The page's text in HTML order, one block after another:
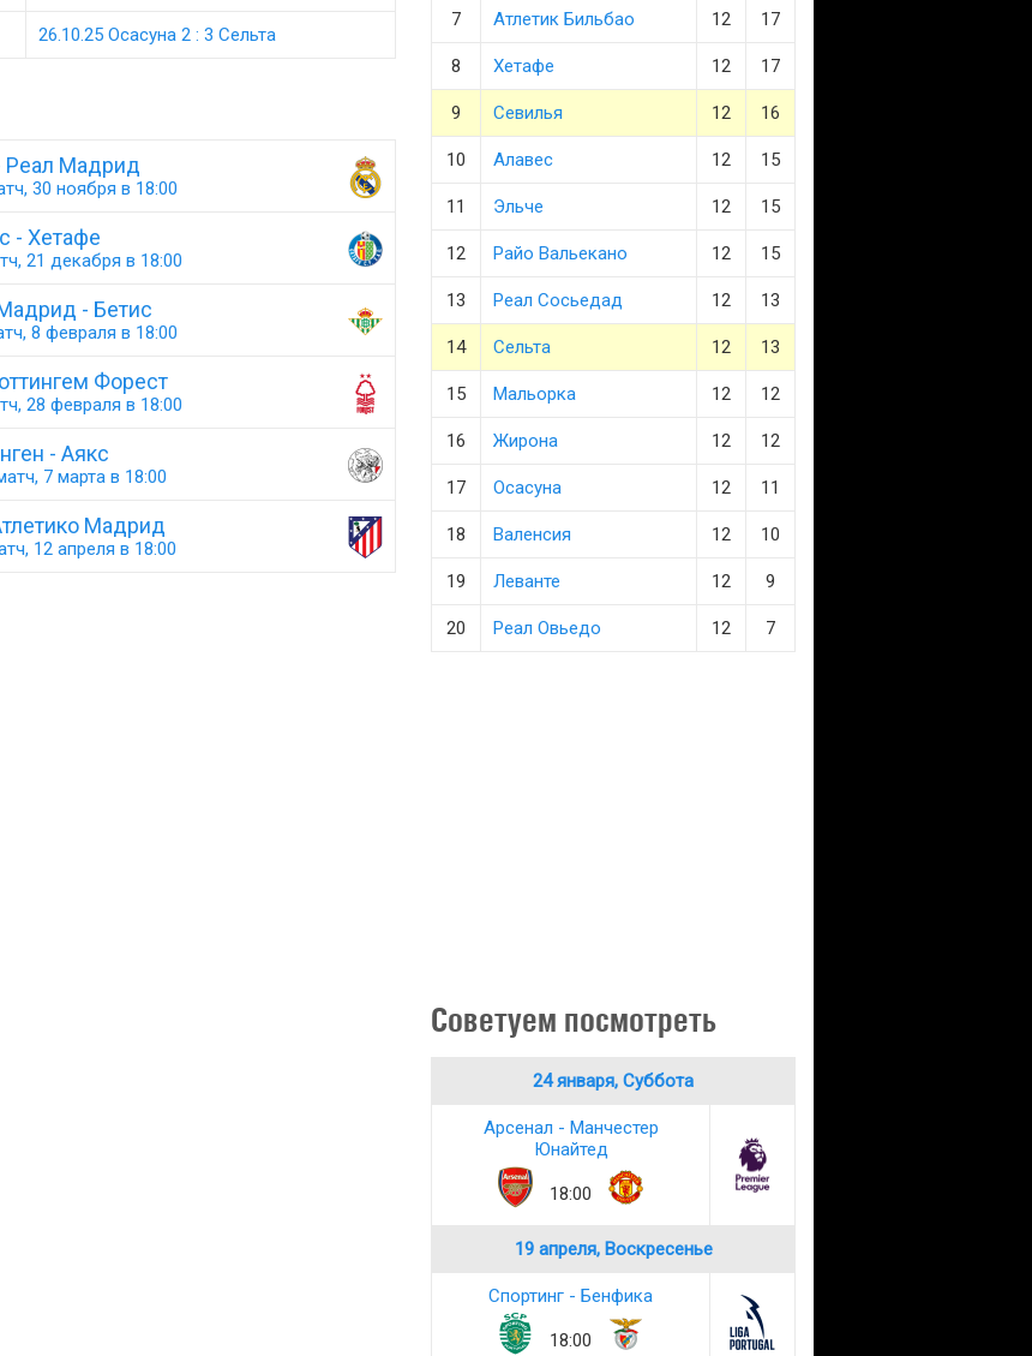
26.10.25 Осасуна 2 : 3 Сельта
Реал Мадрид
30 ноября в 18:00
- Хетафе
21 декабря в 18:00
- Бетис
8 февраля в 18:00
Форест
28 февраля в 18:00
- Аякс
7 марта в 18:00
Мадрид
12 апреля в 18:00
7 Атлетик Бильбао 12 17
8 Хетафе 12 17
9 Севилья 12 16
10 Алавес 12 15
11 Эльче 12 15
12 Райо Вальекано 12 15
13 Реал Сосьедад 12 13
14 Сельта 12 13
15 Мальорка 12 12
16 Жирона 12 12
17 Осасуна 12 11
18 Валенсия 12 10
19 Леванте 12 9
20 Реал Овьедо 12 7
Советуем посмотреть
24 января, Суббота
Арсенал - Манчестер
Юнайтед
18:00
19 апреля, Воскресенье
Спортинг - Бенфика
18:00